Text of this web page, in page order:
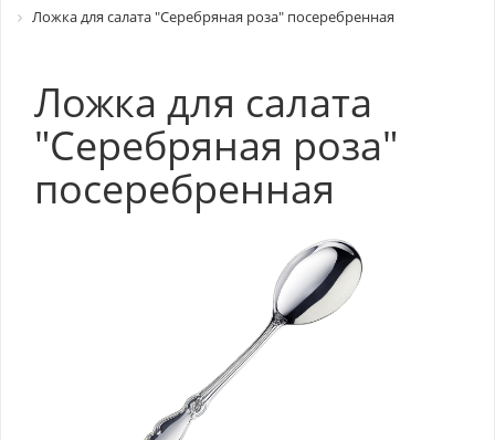
Ложка для салата "Серебряная роза" посеребренная
Ложка для салата
"Серебряная роза"
посеребренная